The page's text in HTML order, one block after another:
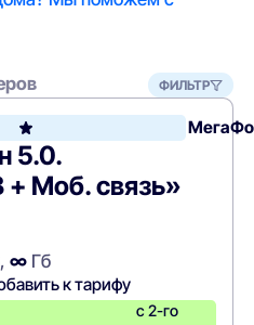
ФИЛЬТР
5.0.
+ Моб. связь»
∞Гб
к тарифу
с 2-го